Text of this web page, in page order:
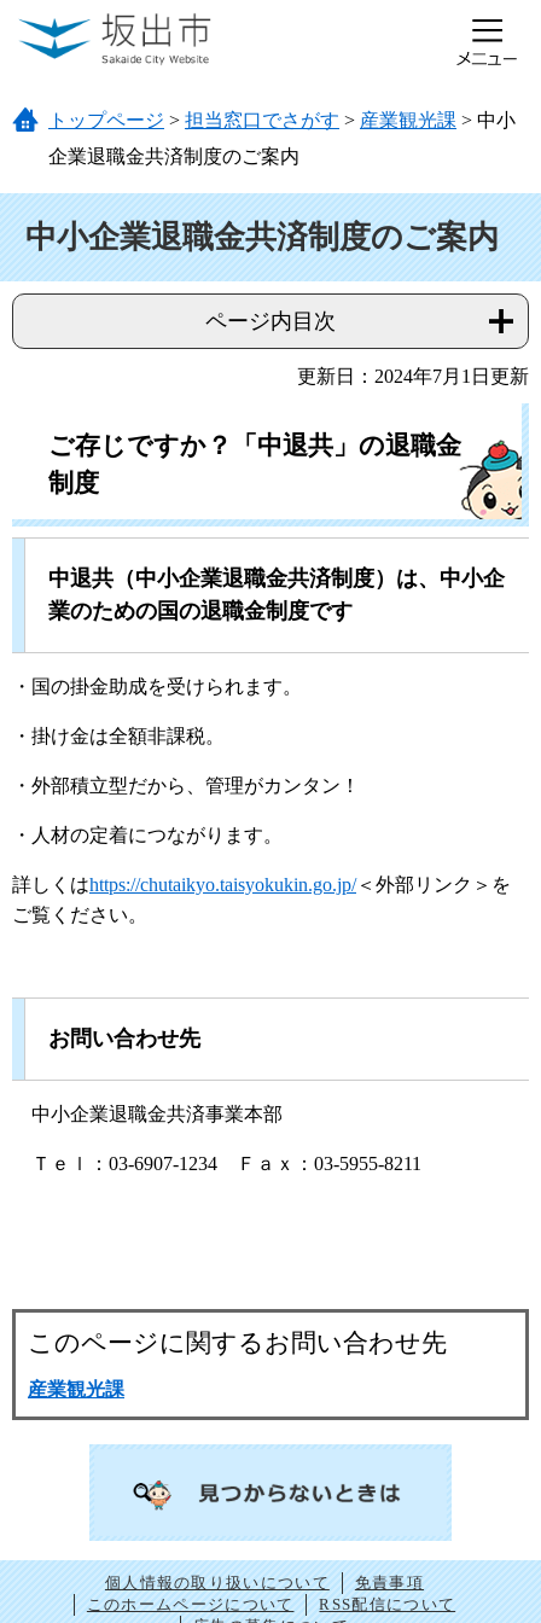
ページの先頭です。
メニューを飛ばして本文へ
トップページ > 担当窓口でさがす > 産業観光課 > 中小
企業退職金共済制度のご案内
中小企業退職金共済制度のご案内
ページ内目次
更新日：2024年7月1日更新
ご存じですか？「中退共」の退職金
制度
中退共（中小企業退職金共済制度）は、中小企
業のための国の退職金制度です
・国の掛金助成を受けられます。
・掛け金は全額非課税。
・外部積立型だから、管理がカンタン！
・人材の定着につながります。
詳しくはhttps://chutaikyo.taisyokukin.go.jp/＜外部リンク＞ を
ご覧ください。
お問い合わせ先
中小企業退職金共済事業本部
Ｔｅｌ：03‐6907‐1234 Ｆａｘ：03‐5955‐8211
このページに関するお問い合わせ先
産業観光課
個人情報の取り扱いについて
免責事項
このホームページについて
RSS配信について